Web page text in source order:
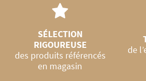
SÉLECTION
RIGOUREUSE
des produits référencés
en magasin
de